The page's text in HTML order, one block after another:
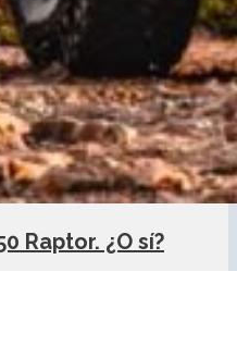
Raptor. ¿O sí?